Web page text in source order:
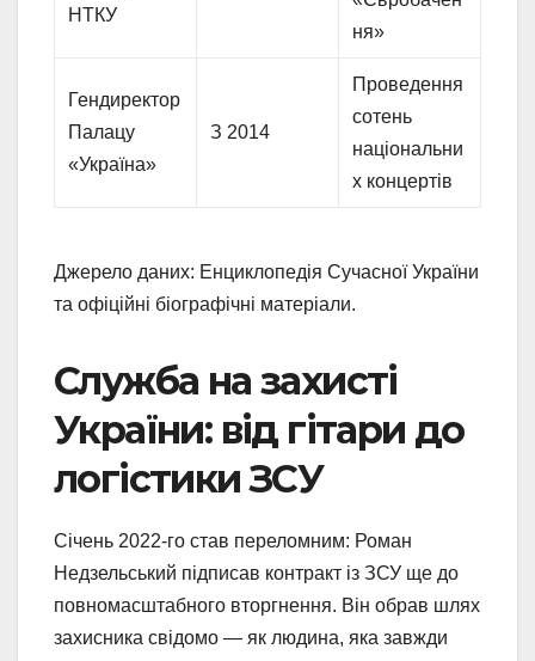
НТКУ
ня»
Гендиректор
Палацу
«Україна»
З 2014
Проведення
сотень
національни
х концертів
Джерело даних: Енциклопедія Сучасної України
та офіційні біографічні матеріали.
Служба на захисті
України: від гітари до
логістики ЗСУ
Січень 2022-го став переломним: Роман
Недзельський підписав контракт із ЗСУ ще до
повномасштабного вторгнення. Він обрав шлях
захисника свідомо — як людина, яка завжди